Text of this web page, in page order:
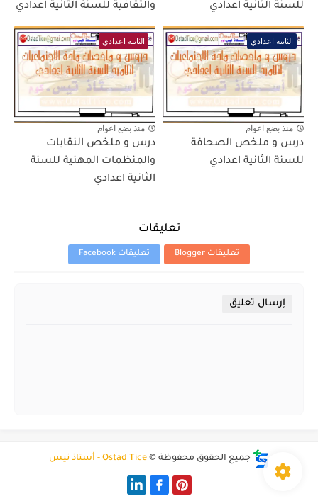
للسنة الثانية اعدادي
والثقافية للسنة الثانية اعدادي
الثانية اعدادي
منذ بضع اعوام
درس و ملخص الصحافة
للسنة الثانية اعدادي
الثانية اعدادي
منذ بضع اعوام
درس و ملخص النقابات
والمنظمات المهنية للسنة
الثانية اعدادي
تعليقات
تعليقات Blogger تعليقات Facebook
إرسال تعليق
جميع الحقوق محفوظة © Ostad Tice - أستاذ تيس